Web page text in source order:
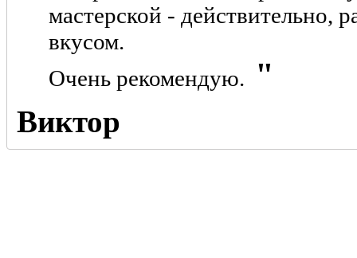
мастерской - действительно,
вкусом.
Очень рекомендую.
Виктор